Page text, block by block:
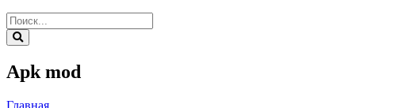
Apk mod
Главная